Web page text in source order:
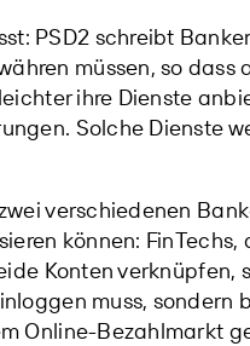
PSD2 schreibt
müssen, so dass
ihre Dienste
Solche Dienste
verschiedenen
können:
Konten verknüpfen,
muss, sondern
Online-Bezahlmarkt